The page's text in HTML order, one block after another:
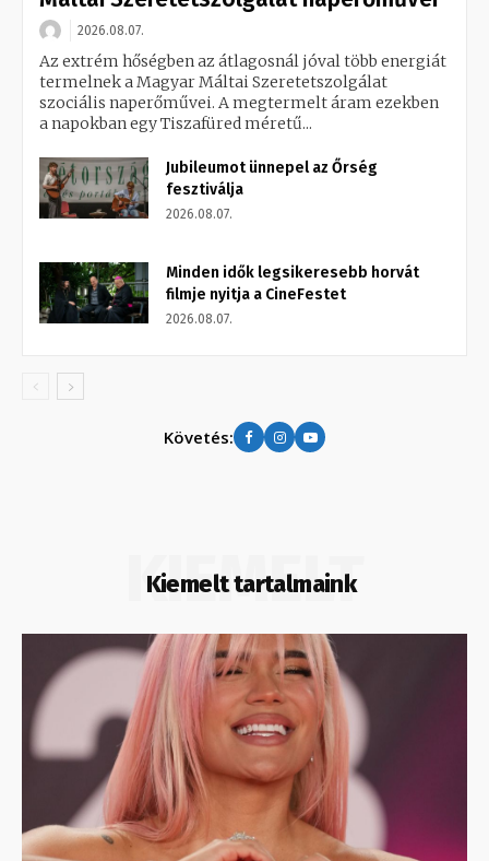
2026.08.07.
Az extrém hőségben az átlagosnál jóval több energiát
termelnek a Magyar Máltai Szeretetszolgálat
szociális naperőművei. A megtermelt áram ezekben
a napokban egy Tiszafüred méretű...
Jubileumot ünnepel az Őrség
fesztiválja
2026.08.07.
Minden idők legsikeresebb horvát
filmje nyitja a CineFestet
2026.08.07.
Követés:
Kiemelt tartalmaink
KIEMELT